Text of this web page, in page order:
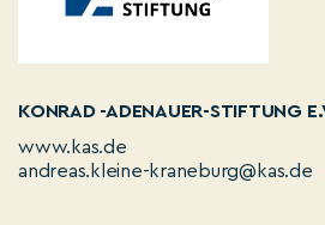
KONRAD -ADENAUER-STIFTUNG
www.kas.de
andreas.kleine-kraneburg@kas.de